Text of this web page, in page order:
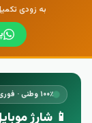
به زودی
۱۰۰٪ وطنی · فوری · مطمئن
📱 شارژ